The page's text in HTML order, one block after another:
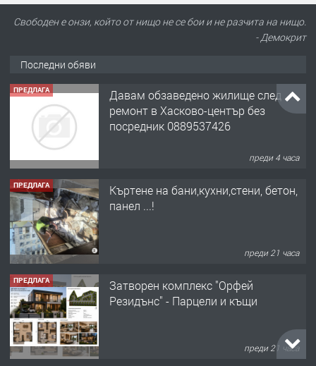
Свободен е онзи, който от нищо не се бои и не разчита на нищо.
- Демокрит
Последни обяви
ПРЕДЛАГА
Давам обзаведено жилище след
ремонт в Хасково-център без
посредник 0889537426
преди 4 часа
ПРЕДЛАГА
Къртене на бани,кухни,стени, бетон,
панел ...!
преди 21 часа
ПРЕДЛАГА
Затворен комплекс "Орфей
Резидънс" - Парцели и къщи
преди 21 часа